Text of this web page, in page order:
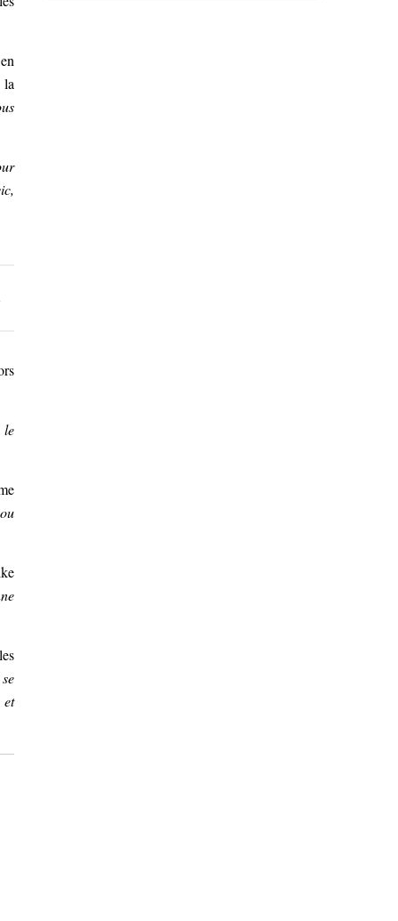
la
le
et